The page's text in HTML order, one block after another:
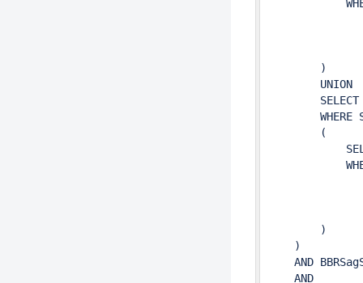
        )
        UNION
SELECT
WHERE
        (
        )
    )
AND
    AND